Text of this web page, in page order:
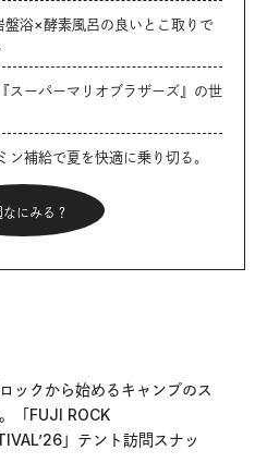
盤浴×酵素風呂の良いとこ取りで
スーパーマリオブラザーズ』の世
ン補給で夏を快適に乗り切る。
にみる？
ックから始めるキャンプのス
「FUJI ROCK
」テント訪問スナッ